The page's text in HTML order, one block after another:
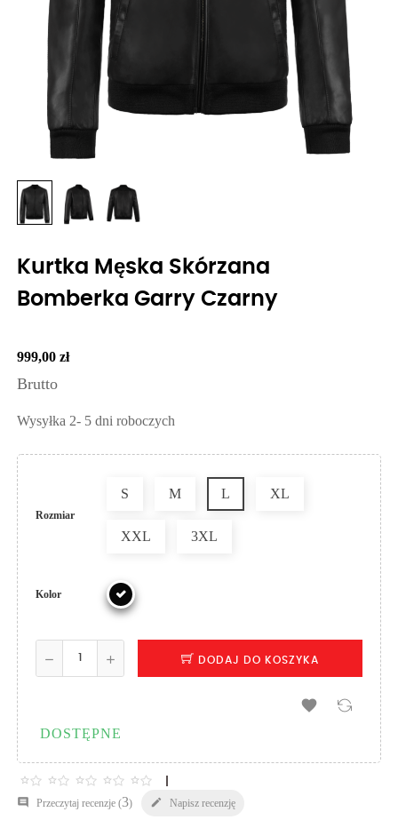
Kurtka Męska Skórzana
Bomberka Garry Czarny
999,00 zł
Brutto
Wysyłka 2- 5 dni roboczych
Rozmiar
S M L XL
XXL 3XL
Kolor
DODAJ DO KOSZYKA

DOSTĘPNE
 Przeczytaj recenzje (3)  Napisz recenzję